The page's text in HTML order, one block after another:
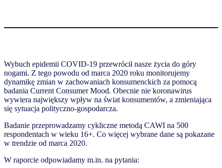
Wybuch epidemii COVID-19 przewrócił nasze życia do góry
nogami. Z tego powodu od marca 2020 roku monitorujemy
dynamikę zmian w zachowaniach konsumenckich za pomocą
badania Current Consumer Mood. Obecnie nie koronawirus
wywiera największy wpływ na świat konsumentów, a zmieniająca
się sytuacja polityczno-gospodarcza.
Badanie przeprowadzamy cykliczne metodą CAWI na 500
respondentach w wieku 16+. Co więcej wybrane dane są pokazane
w trendzie od marca 2020.
W raporcie odpowiadamy m.in. na pytania: